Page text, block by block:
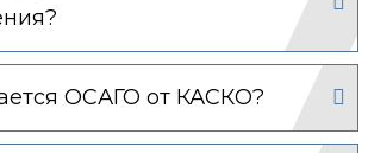
ОСАГО от КАСКО?